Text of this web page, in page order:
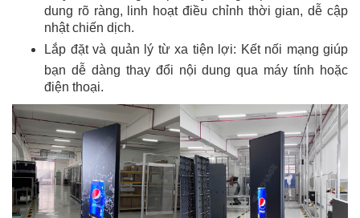
dung rõ ràng, linh hoạt điều chỉnh thời gian, dễ cập
nhật chiến dịch.
Lắp đặt và quản lý từ xa tiện lợi: Kết nối mạng giúp
bạn dễ dàng thay đổi nội dung qua máy tính hoặc
điện thoại.